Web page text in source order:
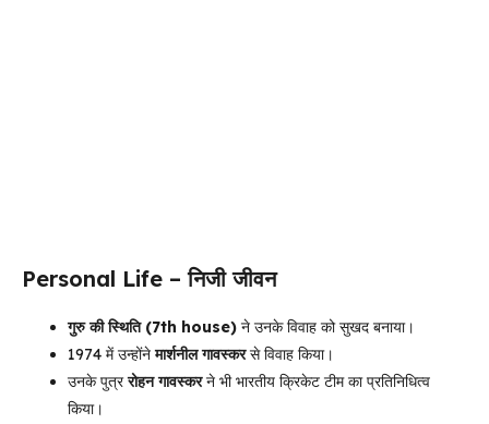
Personal Life – निजी जीवन
गुरु की स्थिति (7th house) ने उनके विवाह को सुखद बनाया।
1974 में उन्होंनेमार्शनील गावस्करसे विवाह किया।
उनके पुत्ररोहन गावस्करने भी भारतीय क्रिकेट टीम का प्रतिनिधित्व
किया।